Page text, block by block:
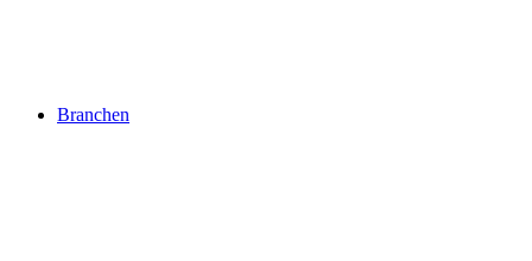
Branchen